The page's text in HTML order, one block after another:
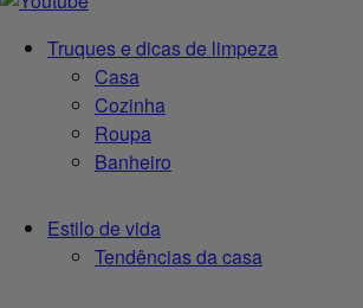
Truques e dicas de limpeza
Casa
Cozinha
Roupa
Banheiro
Estilo de vida
Tendências da casa